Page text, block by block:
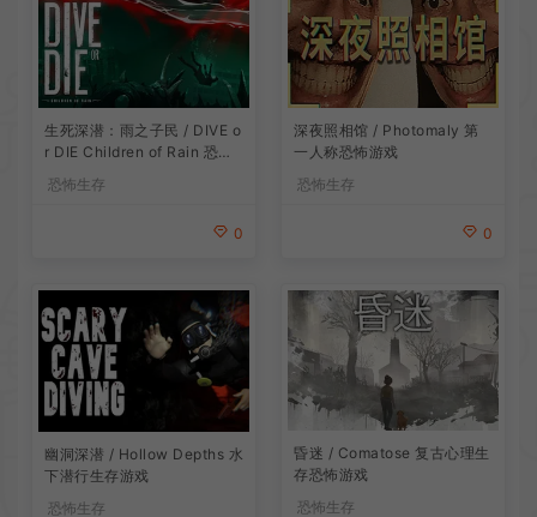
生死深潜：雨之子民 / DIVE o
r DIE Children of Rain 恐怖
恐怖生存
0
深夜照相馆 / Photomaly 第
一人称恐怖游戏
恐怖生存
0
幽洞深潜 / Hollow Depths 水
下潜行生存游戏
恐怖生存
昏迷 / Comatose 复古心理生
存恐怖游戏
恐怖生存